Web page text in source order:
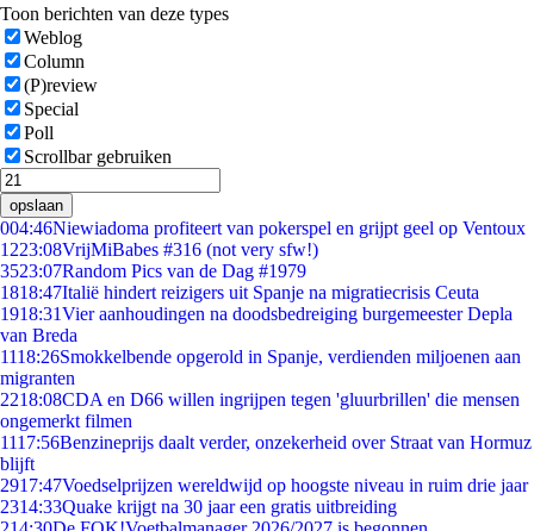
Toon berichten van deze types
Weblog
Column
(P)review
Special
Poll
Scrollbar gebruiken
opslaan
004:46Niewiadoma profiteert van pokerspel en grijpt geel op Ventoux
1223:08VrijMiBabes #316 (not very sfw!)
3523:07Random Pics van de Dag #1979
1818:47Italië hindert reizigers uit Spanje na migratiecrisis Ceuta
1918:31Vier aanhoudingen na doodsbedreiging burgemeester Depla
van Breda
1118:26Smokkelbende opgerold in Spanje, verdienden miljoenen aan
migranten
2218:08CDA en D66 willen ingrijpen tegen 'gluurbrillen' die mensen
ongemerkt filmen
1117:56Benzineprijs daalt verder, onzekerheid over Straat van Hormuz
blijft
2917:47Voedselprijzen wereldwijd op hoogste niveau in ruim drie jaar
2314:33Quake krijgt na 30 jaar een gratis uitbreiding